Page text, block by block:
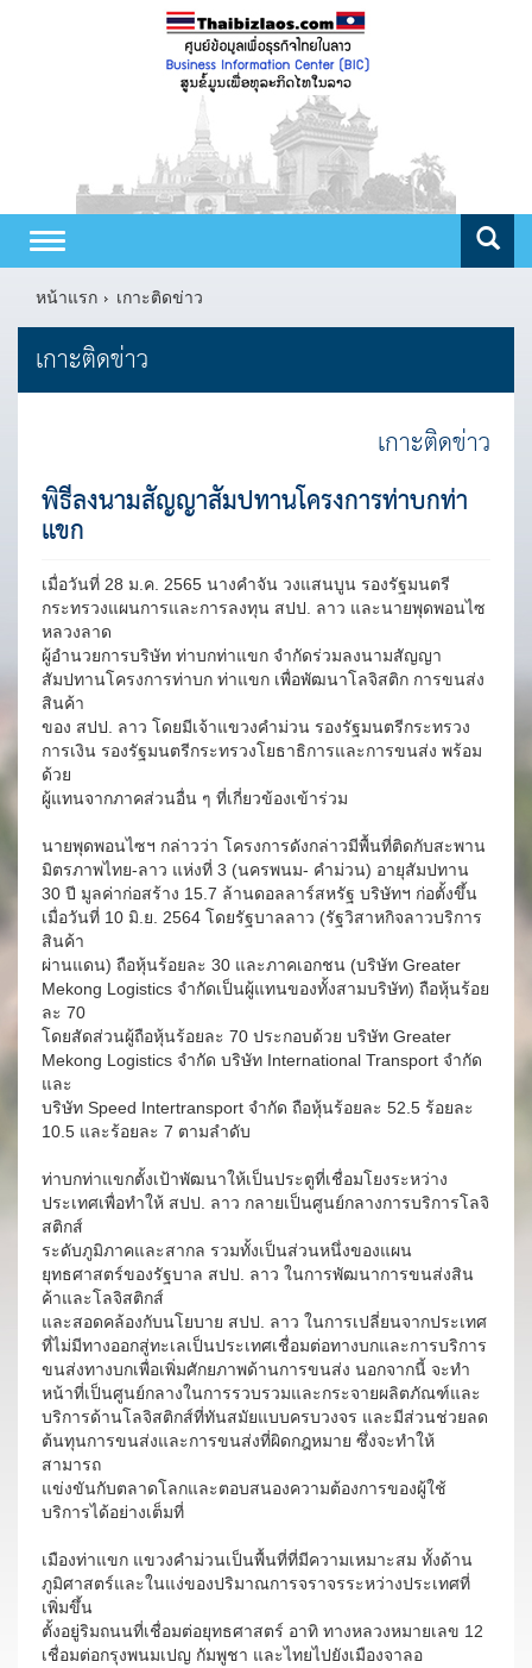
Toggle
navigation
หน้าแรก
เกาะติดข่าว
เกาะติดข่าว
เกาะติดข่าว
พิธีลงนามสัญญาสัมปทานโครงการท่าบกท่า
แขก
เมื่อวันที่ 28 ม.ค. 2565 นางคำจัน วงแสนบูน รองรัฐมนตรี
กระทรวงแผนการและการลงทุน สปป. ลาว และนายพุดพอนไซ
หลวงลาด
ผู้อำนวยการบริษัท ท่าบกท่าแขก จำกัดร่วมลงนามสัญญา
สัมปทานโครงการท่าบก ท่าแขก เพื่อพัฒนาโลจิสติก การขนส่ง
สินค้า
ของ สปป. ลาว โดยมีเจ้าแขวงคำม่วน รองรัฐมนตรีกระทรวง
การเงิน รองรัฐมนตรีกระทรวงโยธาธิการและการขนส่ง พร้อม
ด้วย
ผู้แทนจากภาคส่วนอื่น ๆ ที่เกี่ยวข้องเข้าร่วม
นายพุดพอนไซฯ กล่าวว่า โครงการดังกล่าวมีพื้นที่ติดกับสะพาน
มิตรภาพไทย-ลาว แห่งที่ 3 (นครพนม- คำม่วน) อายุสัมปทาน
30 ปี มูลค่าก่อสร้าง 15.7 ล้านดอลลาร์สหรัฐ บริษัทฯ ก่อตั้งขึ้น
เมื่อวันที่ 10 มิ.ย. 2564 โดยรัฐบาลลาว (รัฐวิสาหกิจลาวบริการ
สินค้า
ผ่านแดน) ถือหุ้นร้อยละ 30 และภาคเอกชน (บริษัท Greater
Mekong Logistics จำกัดเป็นผู้แทนของทั้งสามบริษัท) ถือหุ้นร้อย
ละ 70
โดยสัดส่วนผู้ถือหุ้นร้อยละ 70 ประกอบด้วย บริษัท Greater
Mekong Logistics จำกัด บริษัท International Transport จำกัด
และ
บริษัท Speed Intertransport จำกัด ถือหุ้นร้อยละ 52.5 ร้อยละ
10.5 และร้อยละ 7 ตามลำดับ
ท่าบกท่าแขกตั้งเป้าพัฒนาให้เป็นประตูที่เชื่อมโยงระหว่าง
ประเทศเพื่อทำให้ สปป. ลาว กลายเป็นศูนย์กลางการบริการโลจิ
สติกส์
ระดับภูมิภาคและสากล รวมทั้งเป็นส่วนหนึ่งของแผน
ยุทธศาสตร์ของรัฐบาล สปป. ลาว ในการพัฒนาการขนส่งสิน
ค้าและโลจิสติกส์
และสอดคล้องกับนโยบาย สปป. ลาว ในการเปลี่ยนจากประเทศ
ที่ไม่มีทางออกสู่ทะเลเป็นประเทศเชื่อมต่อทางบกและการบริการ
ขนส่งทางบกเพื่อเพิ่มศักยภาพด้านการขนส่ง นอกจากนี้ จะทำ
หน้าที่เป็นศูนย์กลางในการรวบรวมและกระจายผลิตภัณฑ์และ
บริการด้านโลจิสติกส์ที่ทันสมัยแบบครบวงจร และมีส่วนช่วยลด
ต้นทุนการขนส่งและการขนส่งที่ผิดกฎหมาย ซึ่งจะทำให้
สามารถ
แข่งขันกับตลาดโลกและตอบสนองความต้องการของผู้ใช้
บริการได้อย่างเต็มที่
เมืองท่าแขก แขวงคำม่วนเป็นพื้นที่ที่มีความเหมาะสม ทั้งด้าน
ภูมิศาสตร์และในแง่ของปริมาณการจราจรระหว่างประเทศที่
เพิ่มขึ้น
ตั้งอยู่ริมถนนที่เชื่อมต่อยุทธศาสตร์ อาทิ ทางหลวงหมายเลข 12
เชื่อมต่อกรุงพนมเปญ กัมพูชา และไทยไปยังเมืองจาลอ